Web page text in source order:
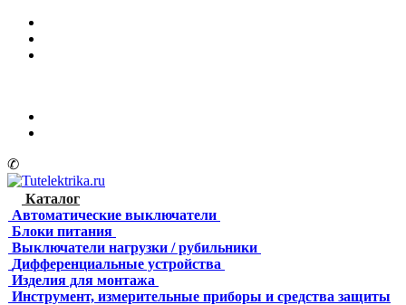
✆
Каталог
Автоматические выключатели
Блоки питания
Выключатели нагрузки / рубильники
Дифференциальные устройства
Изделия для монтажа
Инструмент, измерительные приборы и средства защиты